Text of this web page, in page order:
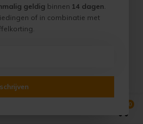
0
geldig binnen 14 dagen.
of in combinatie met